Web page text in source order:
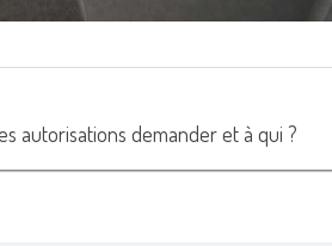
autorisations demander et à qui ?